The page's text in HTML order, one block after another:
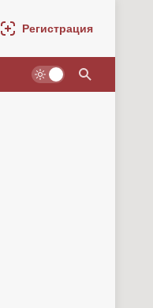
Регистрация